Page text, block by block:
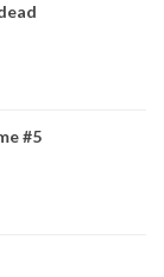
#5